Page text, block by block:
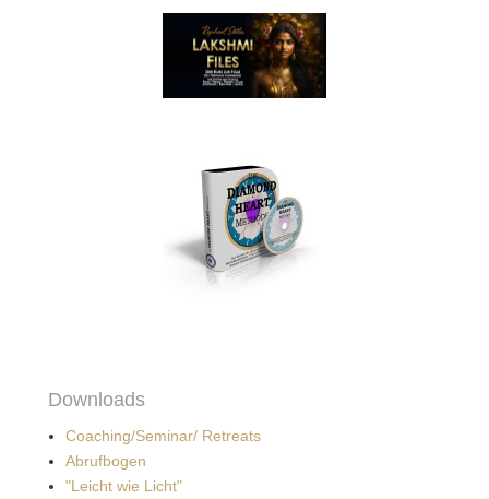
Downloads
Coaching/Seminar/ Retreats
Abrufbogen
"Leicht wie Licht"